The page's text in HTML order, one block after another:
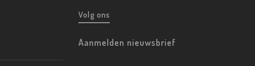
Volg ons
Aanmelden nieuwsbrief